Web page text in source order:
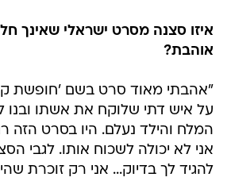
איזו סצנה מסרט ישראלי שאינך
אוהבת?
"אהבתי מאוד סרט בשם 'חופשת
על איש דתי שלוקח את אשתו ובנו
המלח והילד נעלם. היו בסרט הזה
אני לא יכולה לשכוח אותו. לגבי
להגיד לך בדיוק... אני רק זוכרת